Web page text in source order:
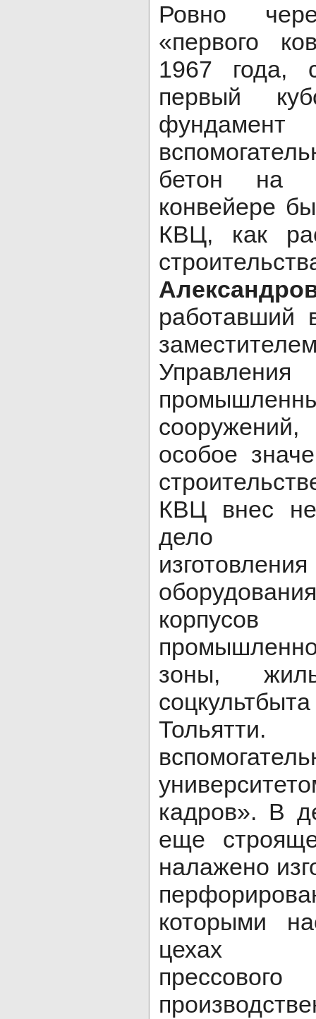
Ровно
«первого
1967 года,
первый
бетон на
конвейере
КВЦ, как
работавший
Управления
особое
КВЦ внес
дело
корпусов
зоны,
кадров». В
еще
налажено
которыми
цехах